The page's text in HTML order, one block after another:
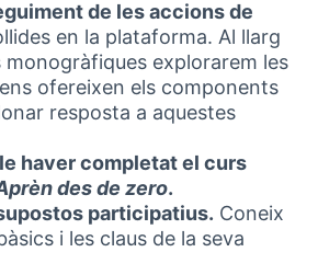
de les accions de
en la plataforma. Al llarg
monogràfiques explorarem les
ofereixen els components
resposta a aquestes
haver completat el curs
des de zero.
participatius. Coneix
i les claus de la seva